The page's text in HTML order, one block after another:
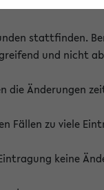
stattfinden.
und nicht
die Änderungen
Fällen zu viele
keine